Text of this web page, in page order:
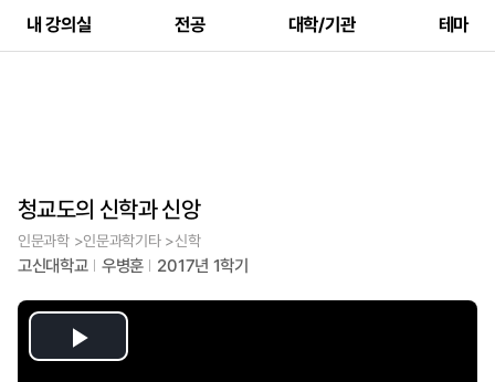
내 강의실 전공 대학/기관 테마
청교도의 신학과 신앙
인문과학 >인문과학기타 >신학
고신대학교 우병훈 2017년 1학기
Play